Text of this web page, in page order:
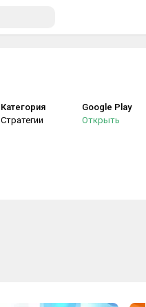
Категория
Стратегии
Google Play
Открыть